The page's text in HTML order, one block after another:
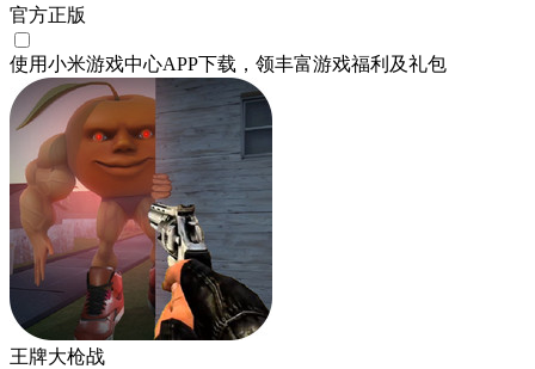
官方正版
使用小米游戏中心APP下载 ，领丰富游戏福利 及礼包
王牌大枪战